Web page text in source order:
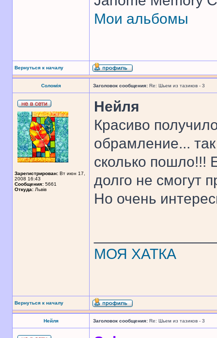
Мои альбомы
Вернуться к началу
Соломія Заголовок сообщения: Re: Шьем из тазиков - 3
Зарегистрирован: Вт июн 17,
2008 16:43
Сообщения: 5661
Откуда: Львів
Нейля
Красиво
обрамление...
сколько пошло!!!
долго не смогут
Но очень
МОЯ ХАТКА
Вернуться к началу
Нейля Заголовок сообщения: Re: Шьем из тазиков - 3